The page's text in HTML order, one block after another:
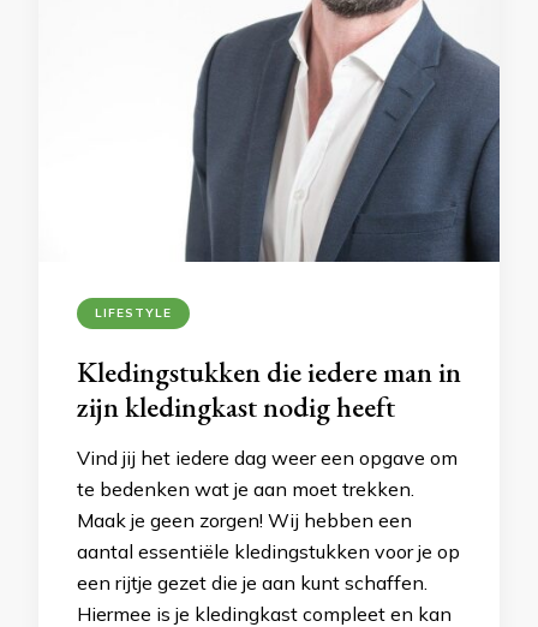
LIFESTYLE
Kledingstukken die iedere man in
zijn kledingkast nodig heeft
Vind jij het iedere dag weer een opgave om
te bedenken wat je aan moet trekken.
Maak je geen zorgen! Wij hebben een
aantal essentiële kledingstukken voor je op
een rijtje gezet die je aan kunt schaffen.
Hiermee is je kledingkast compleet en kan